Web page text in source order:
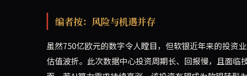
编者按：风险与机遇并存
虽然750亿欧元的数字令人瞠目，但软银近年来的投资
估值波折。此次数据中心投资周期长、回报慢，且面